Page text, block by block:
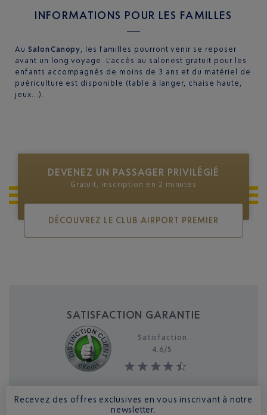
INFORMATIONS POUR LES FAMILLES
Au Salon Canopy , les familles pourront venir se reposer
avant un long voyage. L'accès au salon est gratuit pour les
enfants accompagnés de moins de 3 ans et du matériel de
puériculture est disponible (table à langer, chaise haute,
jeux…).
DEVENEZ UN PASSAGER PRIVILÉGIÉ
Gratuit, inscription en 2 minutes
DÉCOUVREZ LE CLUB AIRPORT PREMIER
SATISFACTION GARANTIE
Satisfaction
4.6/5
Recevez des offres exclusives en vous inscrivant à notre
newsletter.